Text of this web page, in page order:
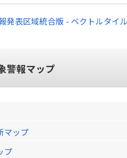
発表区域統合版 - ベクトルタイ
警報マップ
マップ
プ